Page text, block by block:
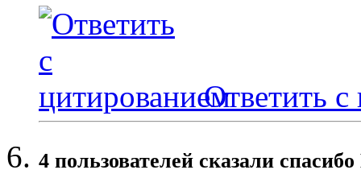
Ответить с
4 пользователей сказали